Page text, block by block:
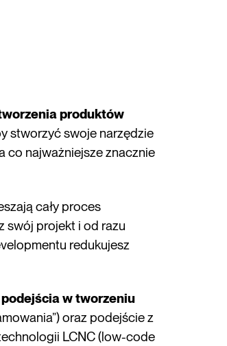
produktów
stworzyć swoje narzędzie
co najważniejsze znacznie
cały proces
swój projekt i od razu
redukujesz
w tworzeniu
oraz podejście z
LCNC (low-code